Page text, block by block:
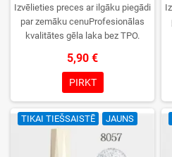
Izvēlieties preces ar ilgāku piegādi
par zemāku cenuProfesionālas
kvalitātes gēla laka bez TPO.
izvēle, lieliska sacietēšana
UV/LED lampās un ilgstoša
noturība. Katrs flakons iepakots
kastītē – pirmo reizi to atvērsiet
tikai jūs.
5,90 €
PIRKT
TIKAI TIEŠSAISTĒ JAUNS